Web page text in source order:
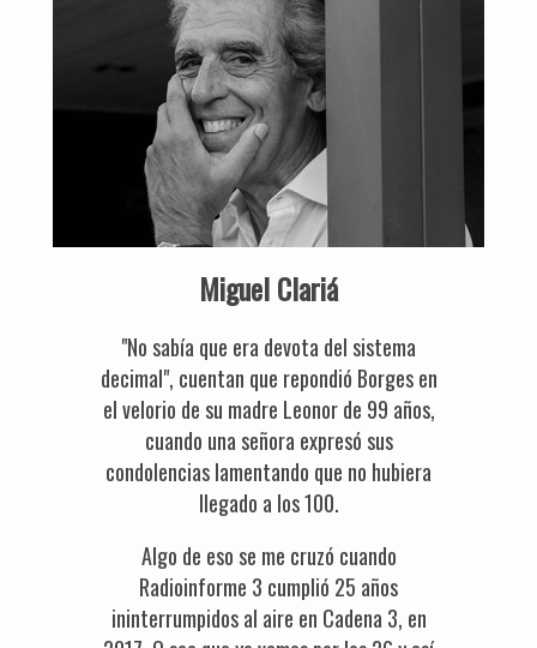
Miguel Clariá
"No sabía que era devota del sistema
decimal", cuentan que repondió Borges en
el velorio de su madre Leonor de 99 años,
cuando una señora expresó sus
condolencias lamentando que no hubiera
llegado a los 100.
Algo de eso se me cruzó cuando
Radioinforme 3 cumplió 25 años
ininterrumpidos al aire en Cadena 3, en